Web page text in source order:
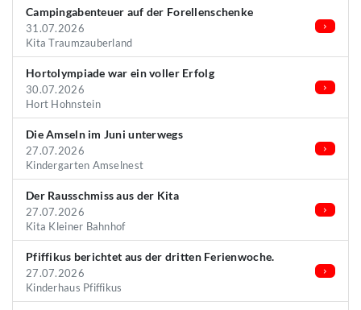
Campingabenteuer auf der Forellenschenke
31.07.2026
Kita Traumzauberland
Hortolympiade war ein voller Erfolg
30.07.2026
Hort Hohnstein
Die Amseln im Juni unterwegs
27.07.2026
Kindergarten Amselnest
Der Rausschmiss aus der Kita
27.07.2026
Kita Kleiner Bahnhof
Pfiffikus berichtet aus der dritten Ferienwoche.
27.07.2026
Kinderhaus Pfiffikus